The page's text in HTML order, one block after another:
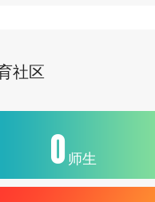
社区
0 师生